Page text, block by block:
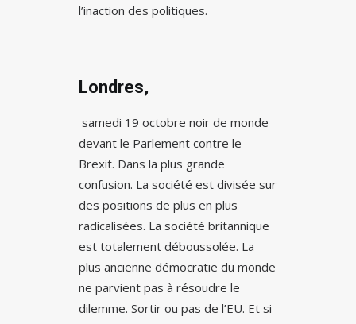
l’inaction des politiques.
Londres,
samedi 19 octobre noir de monde
devant le Parlement contre le
Brexit. Dans la plus grande
confusion. La société est divisée sur
des positions de plus en plus
radicalisées. La société britannique
est totalement déboussolée. La
plus ancienne démocratie du monde
ne parvient pas à résoudre le
dilemme. Sortir ou pas de l’EU. Et si